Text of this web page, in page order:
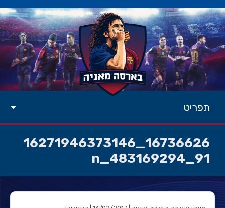
תפריט
16736626_16271946373146
91_483169294_n